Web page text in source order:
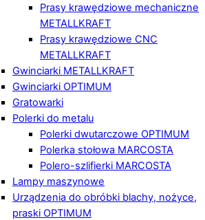
Prasy krawędziowe mechaniczne
METALLKRAFT
Prasy krawędziowe CNC
METALLKRAFT
Gwinciarki METALLKRAFT
Gwinciarki OPTIMUM
Gratowarki
Polerki do metalu
Polerki dwutarczowe OPTIMUM
Polerka stołowa MARCOSTA
Polero-szlifierki MARCOSTA
Lampy maszynowe
Urządzenia do obróbki blachy, nożyce,
praski OPTIMUM